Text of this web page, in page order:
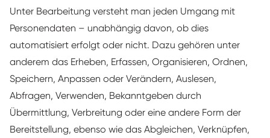
Unter Bearbeitung versteht man jeden Umgang mit
Personendaten – unabhängig davon, ob dies
automatisiert erfolgt oder nicht. Dazu gehören unter
anderem das Erheben, Erfassen, Organisieren, Ordnen,
Speichern, Anpassen oder Verändern, Auslesen,
Abfragen, Verwenden, Bekanntgeben durch
Übermittlung, Verbreitung oder eine andere Form der
Bereitstellung, ebenso wie das Abgleichen, Verknüpfen,